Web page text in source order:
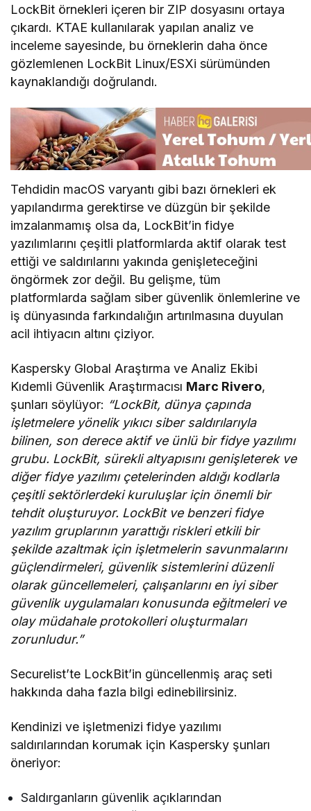
LockBit örnekleri içeren bir ZIP dosyasını ortaya
çıkardı. KTAE kullanılarak yapılan analiz ve
inceleme sayesinde, bu örneklerin daha önce
gözlemlenen LockBit Linux/ESXi sürümünden
kaynaklandığı doğrulandı.
Tehdidin macOS varyantı gibi bazı örnekleri ek
yapılandırma gerektirse ve düzgün bir şekilde
imzalanmamış olsa da, LockBit’in fidye
yazılımlarını çeşitli platformlarda aktif olarak test
ettiği ve saldırılarını yakında genişleteceğini
öngörmek zor değil. Bu gelişme, tüm
platformlarda sağlam siber güvenlik önlemlerine ve
iş dünyasında farkındalığın artırılmasına duyulan
acil ihtiyacın altını çiziyor.
Kaspersky Global Araştırma ve Analiz Ekibi
Kıdemli Güvenlik Araştırmacısı Marc Rivero,
şunları söylüyor: “LockBit, dünya çapında
işletmelere yönelik yıkıcı siber saldırılarıyla
bilinen, son derece aktif ve ünlü bir fidye yazılımı
grubu. LockBit, sürekli altyapısını genişleterek ve
diğer fidye yazılımı çetelerinden aldığı kodlarla
çeşitli sektörlerdeki kuruluşlar için önemli bir
tehdit oluşturuyor. LockBit ve benzeri fidye
yazılım gruplarının yarattığı riskleri etkili bir
şekilde azaltmak için işletmelerin savunmalarını
güçlendirmeleri, güvenlik sistemlerini düzenli
olarak güncellemeleri, çalışanlarını en iyi siber
güvenlik uygulamaları konusunda eğitmeleri ve
olay müdahale protokolleri oluşturmaları
zorunludur.”
Securelist’te LockBit’in güncellenmiş araç seti
hakkında daha fazla bilgi edinebilirsiniz.
Kendinizi ve işletmenizi fidye yazılımı
saldırılarından korumak için Kaspersky şunları
öneriyor:
Saldırganların güvenlik açıklarından